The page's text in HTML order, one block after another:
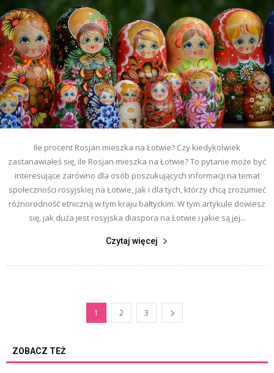
Ile procent Rosjan mieszka na Łotwie? Czy kiedykolwiek
zastanawiałeś się, ile Rosjan mieszka na Łotwie? To pytanie może być
interesujące zarówno dla osób poszukujących informacji na temat
społeczności rosyjskiej na Łotwie, jak i dla tych, którzy chcą zrozumieć
różnorodność etniczną w tym kraju bałtyckim. W tym artykule dowiesz
się, jak duża jest rosyjska diaspora na Łotwie i jakie są jej...
Czytaj więcej
1 2 3
ZOBACZ TEŻ